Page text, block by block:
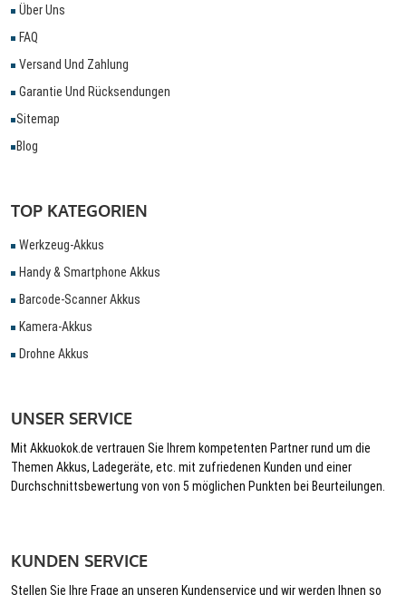
Über Uns
FAQ
Versand Und Zahlung
Garantie Und Rücksendungen
Sitemap
Blog
TOP KATEGORIEN
Werkzeug-Akkus
Handy & Smartphone Akkus
Barcode-Scanner Akkus
Kamera-Akkus
Drohne Akkus
UNSER SERVICE
Mit Akkuokok.de vertrauen Sie Ihrem kompetenten Partner rund um die
Themen Akkus, Ladegeräte, etc. mit zufriedenen Kunden und einer
Durchschnittsbewertung von von 5 möglichen Punkten bei Beurteilungen.
KUNDEN SERVICE
Stellen Sie Ihre Frage an unseren Kundenservice und wir werden Ihnen so